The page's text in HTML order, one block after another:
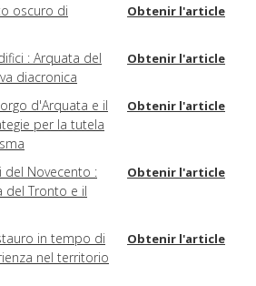
oscuro di
Obtenir l'article
: Arquata del
diacronica
Obtenir l'article
d'Arquata e il
per la tutela
Obtenir l'article
del Novecento :
del Tronto e il
Obtenir l'article
in tempo di
nel territorio
Obtenir l'article